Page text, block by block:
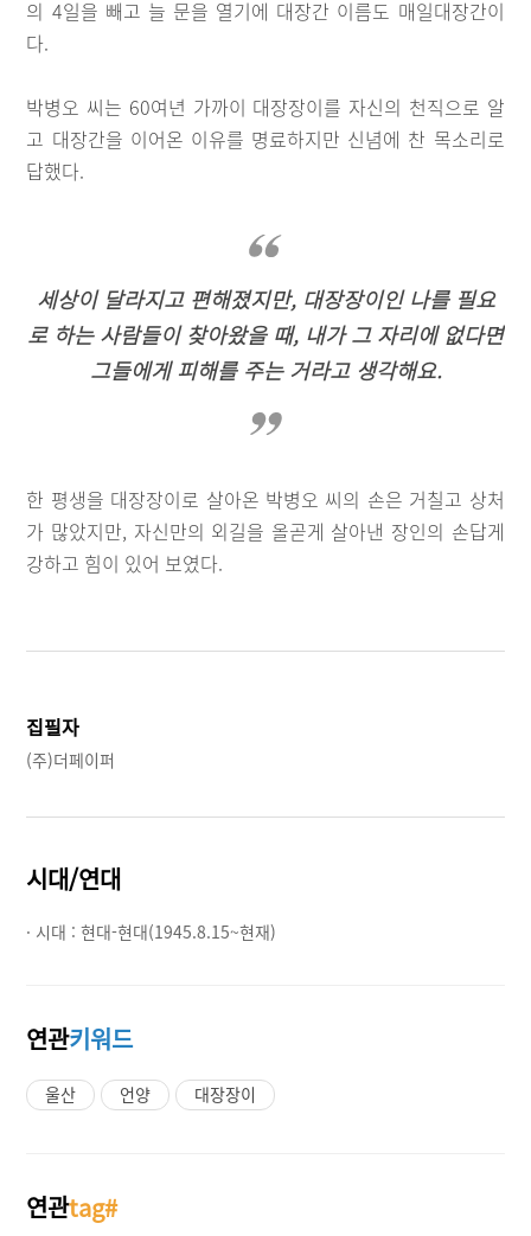
의 4일을 빼고 늘 문을 열기에 대장간 이름도 매일대장간이
다.
박병오 씨는 60여년 가까이 대장장이를 자신의 천직으로 알
고 대장간을 이어온 이유를 명료하지만 신념에 찬 목소리로
답했다.
세상이 달라지고 편해졌지만, 대장장이인 나를 필요
로 하는 사람들이 찾아왔을 때, 내가 그 자리에 없다면
그들에게 피해를 주는 거라고 생각해요.
한 평생을 대장장이로 살아온 박병오 씨의 손은 거칠고 상처
가 많았지만, 자신만의 외길을 올곧게 살아낸 장인의 손답게
강하고 힘이 있어 보였다.
집필자
(주)더페이퍼
시대/연대
· 시대 :현대-현대(1945.8.15~현재)
연관키워드
울산 언양 대장장이
연관tag#